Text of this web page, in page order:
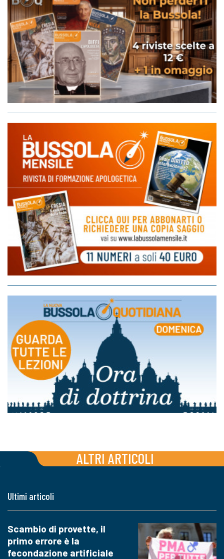
ALTRI ARTICOLI
Ultimi articoli
Scambio di provette, il
primo errore è la
fecondazione artificiale